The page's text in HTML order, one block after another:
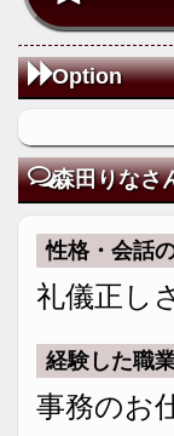
Option
森田りなさ
性格・会話
礼儀正し
経験した職
事務のお